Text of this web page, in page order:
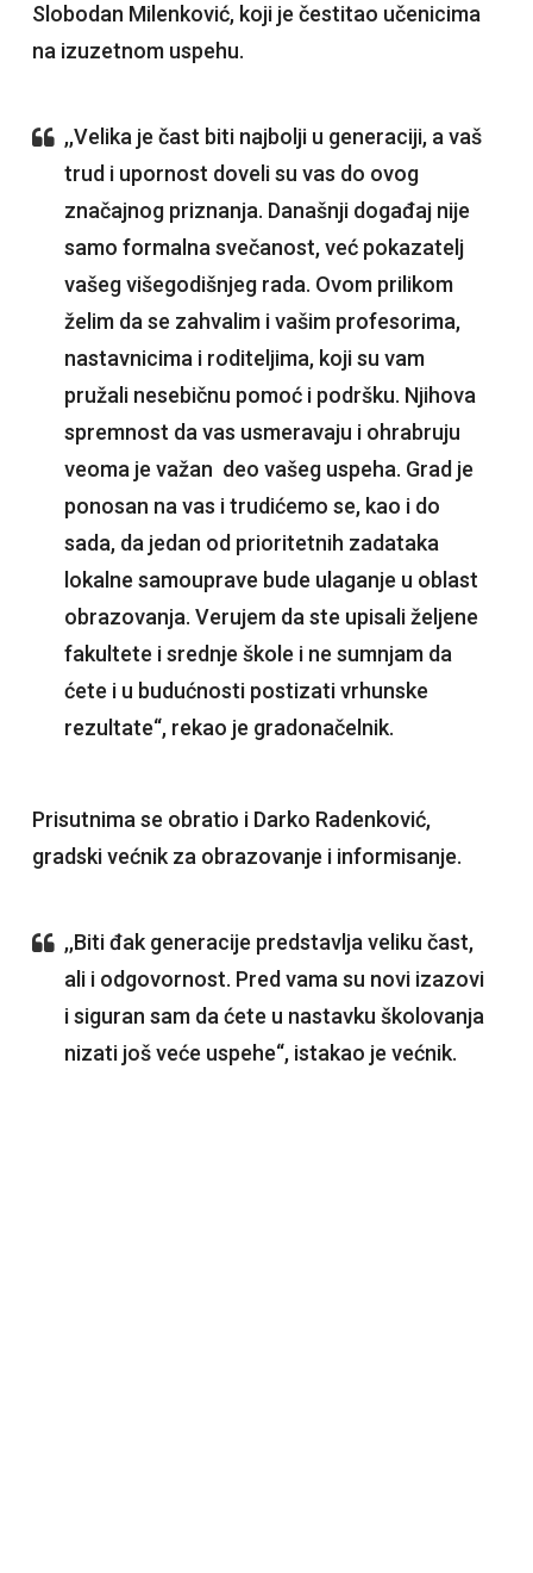
Slobodan Milenković, koji je čestitao učenicima
na izuzetnom uspehu.
,,Velika je čast biti najbolji u generaciji, a vaš
trud i upornost doveli su vas do ovog
značajnog priznanja. Današnji događaj nije
samo formalna svečanost, već pokazatelj
vašeg višegodišnjeg rada. Ovom prilikom
želim da se zahvalim i vašim profesorima,
nastavnicima i roditeljima, koji su vam
pružali nesebičnu pomoć i podršku. Njihova
spremnost da vas usmeravaju i ohrabruju
veoma je važan deo vašeg uspeha. Grad je
ponosan na vas i trudićemo se, kao i do
sada, da jedan od prioritetnih zadataka
lokalne samouprave bude ulaganje u oblast
obrazovanja. Verujem da ste upisali željene
fakultete i srednje škole i ne sumnjam da
ćete i u budućnosti postizati vrhunske
rezultate“, rekao je gradonačelnik.
Prisutnima se obratio i Darko Radenković,
gradski većnik za obrazovanje i informisanje.
,,Biti đak generacije predstavlja veliku čast,
ali i odgovornost. Pred vama su novi izazovi
i siguran sam da ćete u nastavku školovanja
nizati još veće uspehe“, istakao je većnik.